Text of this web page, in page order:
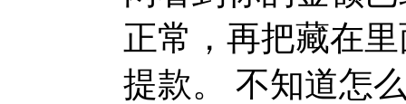
正常，再把藏在
提款。 不知道怎